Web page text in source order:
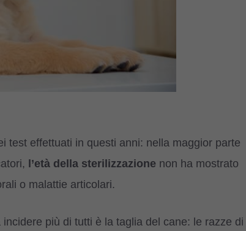
test effettuati in questi anni: nella maggior parte
l’età della sterilizzazione non ha mostrato
o malattie articolari.
incidere più di tutti è la taglia del cane: le razze di